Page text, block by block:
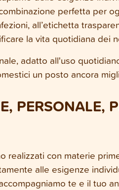
perfetta per
all’etichetta
la vita quotidiana dei
adatto all'uso
un posto ancora
PERSONALE,
realizzati con materie
alle esigenze
te e il tuo